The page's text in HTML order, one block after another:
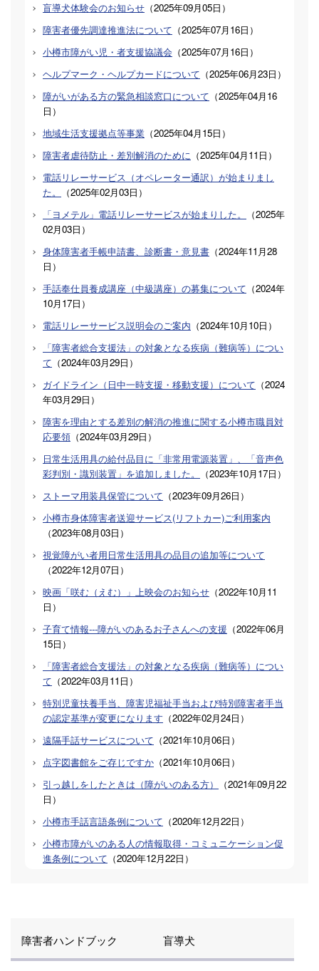
盲導犬体験会のお知らせ （2025年09月05日 ）
障害者優先調達推進法について （2025年07月16日 ）
小樽市障がい児・者支援協議会 （2025年07月16日 ）
ヘルプマーク・ヘルプカードについて （2025年06月23日 ）
障がいがある方の緊急相談窓口について （2025年04月16
日 ）
地域生活支援拠点等事業 （2025年04月15日 ）
障害者虐待防止・差別解消のために （2025年04月11日 ）
電話リレーサービス（オペレーター通訳）が始まりまし
た。
（2025年02月03日 ）
「ヨメテル」電話リレーサービスが始まりした。
（2025年
02月03日 ）
身体障害者手帳申請書、診断書・意見書 （2024年11月28
日 ）
手話奉仕員養成講座（中級講座）の募集について （2024年
10月17日 ）
電話リレーサービス説明会のご案内 （2024年10月10日 ）
「障害者総合支援法」の対象となる疾病（難病等）につい
て （2024年03月29日 ）
ガイドライン（日中一時支援・移動支援）について （2024
年03月29日 ）
障害を理由とする差別の解消の推進に関する小樽市職員対
応要領 （2024年03月29日 ）
日常生活用具の給付品目に「非常用電源装置」、「音声色
彩判別・識別装置」を追加しました。
（2023年10月17日 ）
ストーマ用装具保管について （2023年09月26日 ）
小樽市身体障害者送迎サービス(リフトカー)ご利用案内
（2023年08月03日 ）
視覚障がい者用日常生活用具の品目の追加等について
（2022年12月07日 ）
映画「咲む（えむ）」上映会のお知らせ （2022年10月11
日 ）
子育て情報---障がいのあるお子さんへの支援 （2022年06月
15日 ）
「障害者総合支援法」の対象となる疾病（難病等）につい
て （2022年03月11日 ）
特別児童扶養手当、障害児福祉手当および特別障害者手当
の認定基準が変更になります （2022年02月24日 ）
遠隔手話サービスについて （2021年10月06日 ）
点字図書館をご存じですか （2021年10月06日 ）
引っ越しをしたときは（障がいのある方）
（2021年09月22
日 ）
小樽市手話言語条例について （2020年12月22日 ）
小樽市障がいのある人の情報取得・コミュニケーション促
進条例について （2020年12月22日 ）
障害者ハンドブック 盲導犬